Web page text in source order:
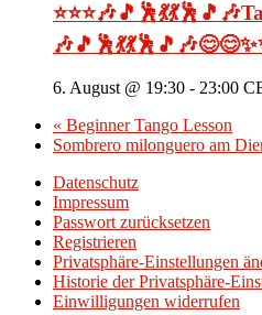
6. August @ 19:30 - 23:00
« Beginner Tango Lesson
Sombrero milonguero am
Datenschutz
Impressum
Passwort zurücksetzen
Registrieren
Privatsphäre-Einstellungen
Historie der Privatsphäre-
Einwilligungen widerrufen